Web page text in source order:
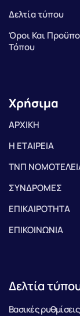
Δελτία τύπου
Όροι Και
Τόπου
Χρήσιμα
ΑΡΧΙΚΗ
Η ΕΤΑΙΡΕΙΑ
ΤΝΠ
ΣΥΝΔΡΟΜΕΣ
ΕΠΙΚΑΙΡΟΤΗΤΑ
ΕΠΙΚΟΙΝΩΝΙΑ
Δελτία
Βασικές